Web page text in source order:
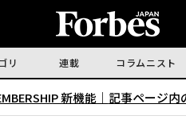
リ 連載 コラムニスト
新機能｜ 記事ページ内